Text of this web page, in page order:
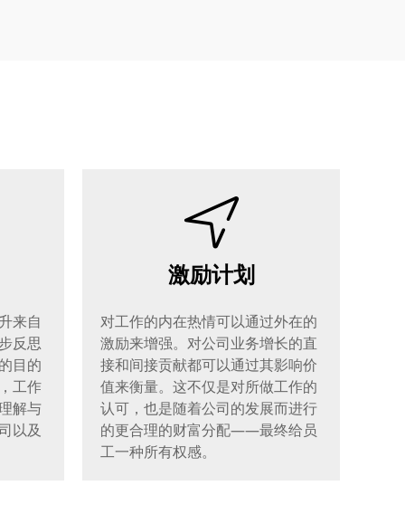
来自
反思
目的
工作
解与
以及
激励计划
对工作的内在热情可以通过外在的
激励来增强。对公司业务增长的直
接和间接贡献都可以通过其影响价
值来衡量。这不仅是对所做工作的
认可，也是随着公司的发展而进行
的更合理的财富分配——最终给员
工一种所有权感。